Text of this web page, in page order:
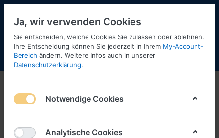
Menü Anmelden Shopaktualisierung
Ja, wir verwenden Cookies
Sie entscheiden, welche Cookies Sie zulassen oder ablehnen.
Ihre Entscheidung können Sie jederzeit in Ihrem My-Account-
Bereich ändern. Weitere Infos auch in unserer
Datenschutzerklärung.
Notwendige Cookies
Analytische Cookies